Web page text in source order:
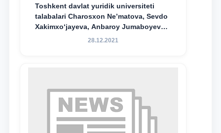
Toshkent davlat yuridik universiteti
talabalari Charosxon Ne’matova, Sevdo
Xakimxo‘jayeva, Anbaroy Jumaboyeva
hamda TDYU qoshidagi M.S.Vosiqova
bo‘ldi.
28.12.2021